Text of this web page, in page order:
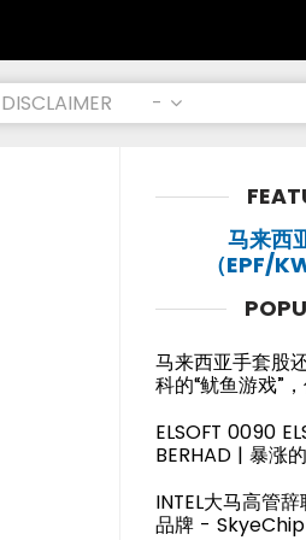
DISCLAIMER -
马来西
（EPF/
马来西亚手套股
科的“鱿鱼游戏”
ELSOFT 0090
BERHAD | 暴涨
INTEL大马高管
品牌 - SkyeChip